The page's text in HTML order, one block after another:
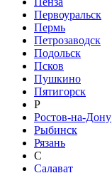
Первоуральск
Пермь
Петрозаводск
Подольск
Псков
Пушкино
Пятигорск
Р
Ростов-на-Дону
Рыбинск
Рязань
С
Салават